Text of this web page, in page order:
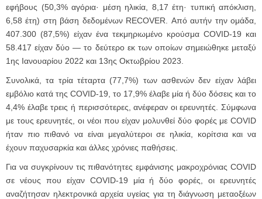
εφήβους (50,3% αγόρια· μέση ηλικία, 8,17 έτη· τυπική απόκλιση,
6,58 έτη) στη βάση δεδομένων RECOVER. Από αυτήν την ομάδα,
407.300 (87,5%) είχαν ένα τεκμηριωμένο κρούσμα COVID-19 και
58.417 είχαν δύο — το δεύτερο εκ των οποίων σημειώθηκε μεταξύ
1ης Ιανουαρίου 2022 και 13ης Οκτωβρίου 2023.
Συνολικά, τα τρία τέταρτα (77,7%) των ασθενών δεν είχαν λάβει
εμβόλιο κατά της COVID-19, το 17,9% έλαβε μία ή δύο δόσεις και το
4,4% έλαβε τρεις ή περισσότερες, ανέφεραν οι ερευνητές. Σύμφωνα
με τους ερευνητές, οι νέοι που είχαν μολυνθεί δύο φορές με COVID
ήταν πιο πιθανό να είναι μεγαλύτεροι σε ηλικία, κορίτσια και να
έχουν παχυσαρκία και άλλες χρόνιες παθήσεις.
Για να συγκρίνουν τις πιθανότητες εμφάνισης μακροχρόνιας COVID
σε νέους που είχαν COVID-19 μία ή δύο φορές, οι ερευνητές
αναζήτησαν ηλεκτρονικά αρχεία υγείας για τη διάγνωση μεταοξέων